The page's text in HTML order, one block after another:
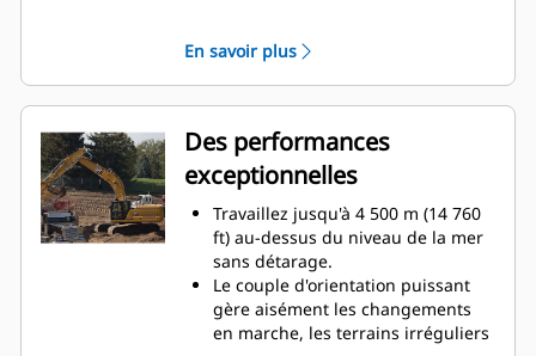
des listes d'outils de travail à la
création de nouvelles
combinaisons d'outils de travail
selon les besoins, les conducteurs
peuvent rapidement configurer les
machines et accéder facilement
aux informations.
L'interface permet aux
conducteurs de maintenir la
précision et d'optimiser chaque
seconde de leur poste de travail.
L'ajout de la possibilité d'intégrer
des attaches et des accessoires
En savoir plus
Des performances
exceptionnelles
Travaillez jusqu'à 4 500 m (14 760
ft) au-dessus du niveau de la mer
sans détarage.
Le couple d'orientation puissant
gère aisément les changements
en marche, les terrains irréguliers